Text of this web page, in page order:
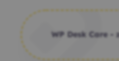
WP Desk Care -